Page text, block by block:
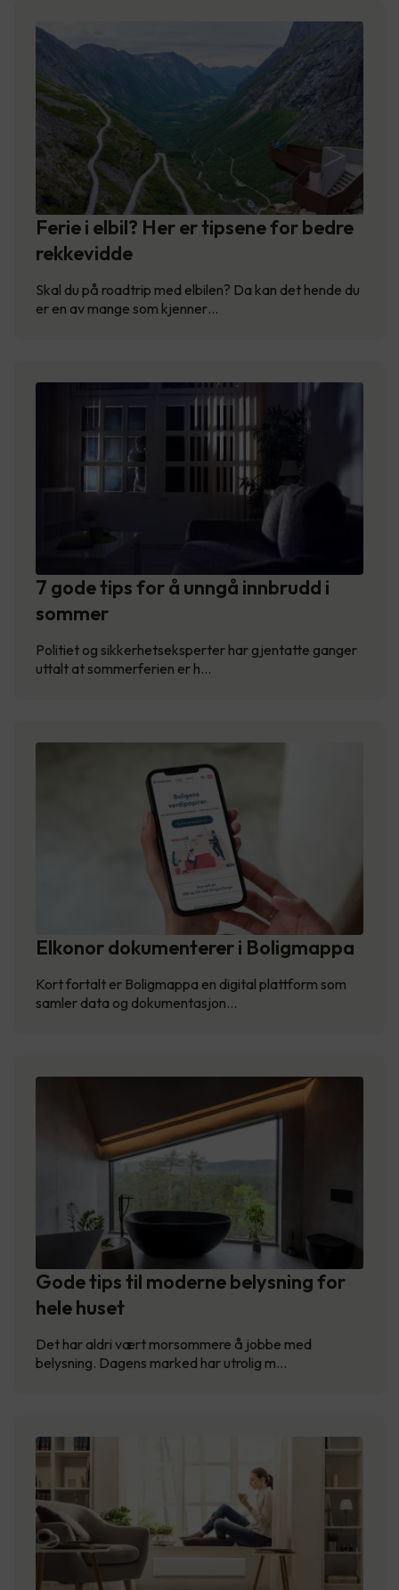
Ferie i elbil? Her er tipsene for bedre
rekkevidde
Skal du på roadtrip med elbilen? Da kan det hende du
er en av mange som kjenner…
7 gode tips for å unngå innbrudd i
sommer
Politiet og sikkerhetseksperter har gjentatte ganger
uttalt at sommerferien er h…
Elkonor dokumenterer i Boligmappa
Kort fortalt er Boligmappa en digital plattform som
samler data og dokumentasjon…
Gode tips til moderne belysning for
hele huset
Det har aldri vært morsommere å jobbe med
belysning. Dagens marked har utrolig m…